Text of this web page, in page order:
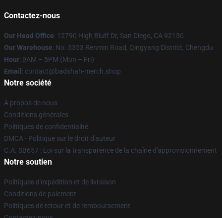
Contactez-nous
Our Head Office: 12790 High Bluff Dr, San Diego, CA 92130
Our Warehouse: No. 5353 Renmin Road, Qingyang District, Chengdu
Hour: 9AM – 5PM (Mon – Fri)
Email : contact@badshah-merch.shop
Notre société
À propos de nous
Conditions générales
Politiques de confidentialité
DMCA - Politique sur le droit d'auteur
C.A. SB657 : Loi sur la transparence de la chaîne d'approvisionnement
Notre soutien
Politiques d'expédition et de livraison
Conditions de paiement
Politiques de retour et de remboursement